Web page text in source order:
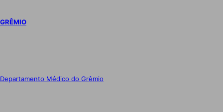
GRÊMIO
Departamento Médico do Grêmio